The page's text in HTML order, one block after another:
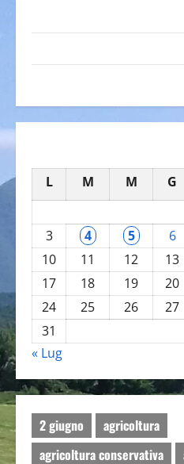
L M M G
3
4 5 6
10
11 12 13
17
18 19 20
24
25 26 27
31
« Lug
2 giugno
agricoltura
agricoltura conservativa